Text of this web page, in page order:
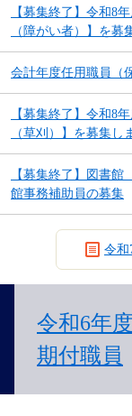
【募集終了】令和8
（障がい者）】を募
会計年度任用職員（
【募集終了】令和8
（草刈）】を募集し
【募集終了】図書
館事務補助員の募集
令
令和6年
期付職員